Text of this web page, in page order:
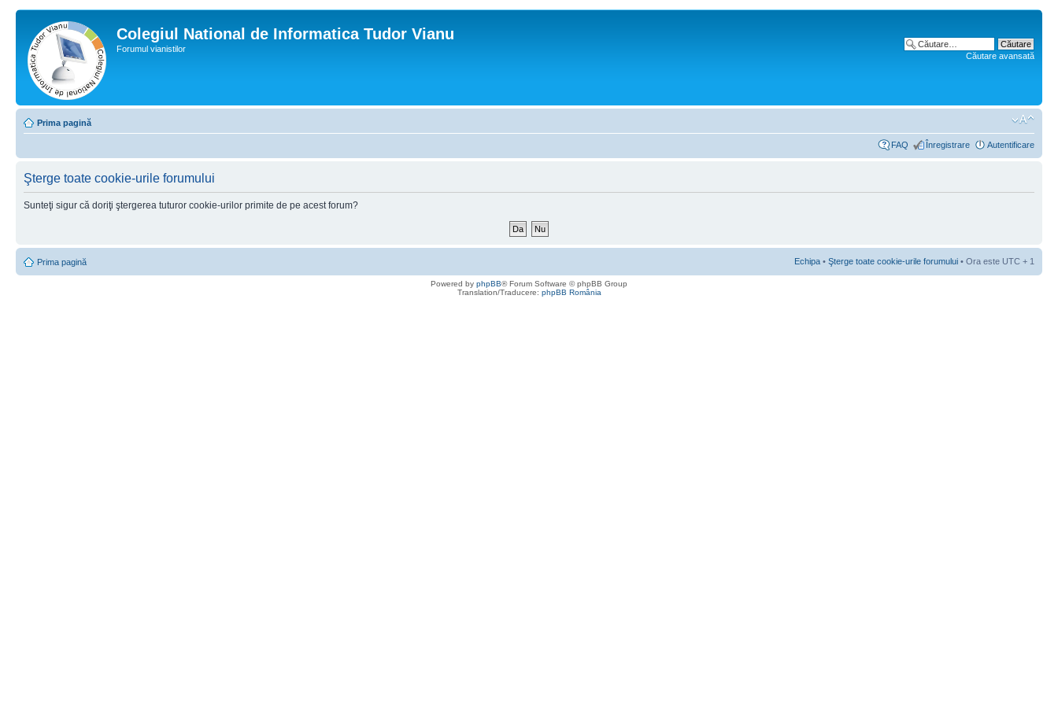
Colegiul National de Informatica Tudor Vianu
Forumul vianistilor
Căutare avansată
Prima pagină
FAQ Înregistrare Autentificare
Şterge toate cookie-urile forumului
Sunteţi sigur că doriţi ştergerea tuturor cookie-urilor primite de pe acest forum?
Prima pagină Echipa • Şterge toate cookie-urile forumului • Ora este UTC + 1
Powered by phpBB® Forum Software © phpBB Group
Translation/Traducere: phpBB România